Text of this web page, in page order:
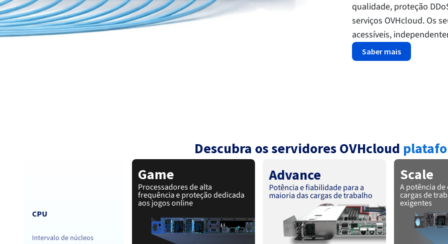
qualidade, proteção
serviços OVHcloud. Os
acessíveis,
Saber mais
Descubra os servidores OVHcloud
CPU
Intervalo de núcleos
Game
Processadores de alta
frequência e proteção dedicada
aos jogos online
Advance
Potência e fiabilidade para a
maioria das cargas de trabalho
Scale
A potência de
cargas de
exigentes